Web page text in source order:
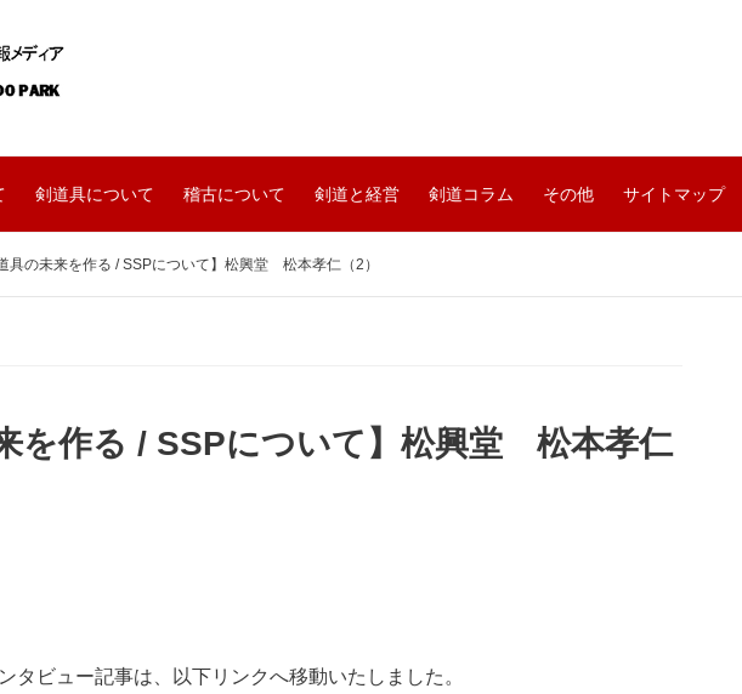
剣道具について 稽古について 剣道と経営 剣道コラム その他 サイトマップ
具の未来を作る / SSPについて】松興堂 松本孝仁（2）
を作る / SSPについて】松興堂 松本孝仁
タビュー記事は、以下リンクへ移動いたしました。